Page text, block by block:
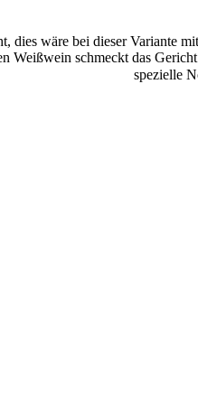
dies wäre bei dieser Variante
schmeckt das
spezielle